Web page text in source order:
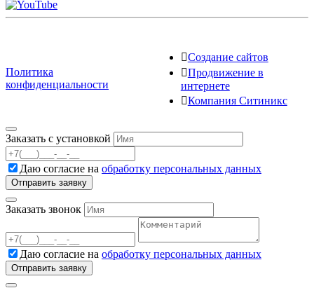
Политика
конфиденциальности
Создание сайтов
Продвижение в
интернете
Компания Ситиникс
Заказать с установкой
Даю согласие на обработку персональных данных
Заказать звонок
Даю согласие на обработку персональных данных